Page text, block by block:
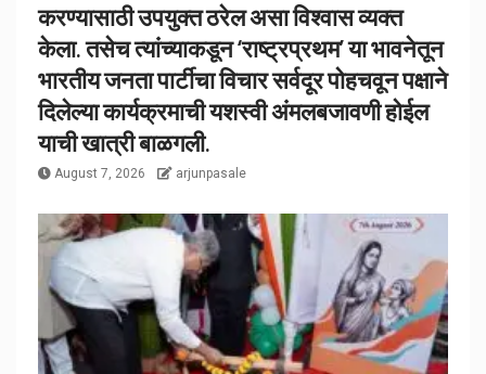
करण्यासाठी उपयुक्त ठरेल असा विश्वास व्यक्त
केला. तसेच त्यांच्याकडून ‘राष्ट्रप्रथम’ या भावनेतून
भारतीय जनता पार्टीचा विचार सर्वदूर पोहचवून पक्षाने
दिलेल्या कार्यक्रमाची यशस्वी अंमलबजावणी होईल
याची खात्री बाळगली.
August 7, 2026 arjunpasale